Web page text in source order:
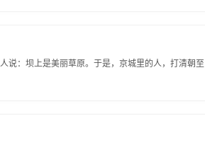
说：坝上是美丽草原。于是，京城里的人，打清朝至